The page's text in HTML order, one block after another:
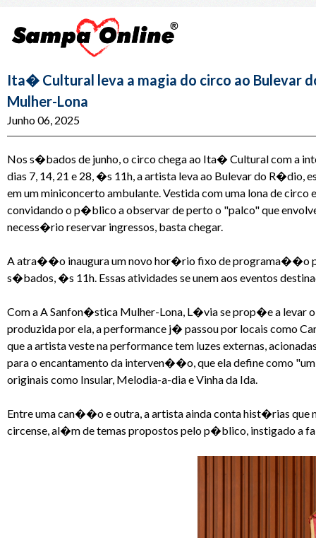
Ita� Cultural leva a magia do circo ao Bulevar
Mulher-Lona
Junho 06, 2025
Nos s�bados de junho, o circo chega ao Ita� Cultural com
dias 7, 14, 21 e 28, �s 11h, a artista leva ao Bulevar do R�dio,
em um miniconcerto ambulante. Vestida com uma lona de
convidando o p�blico a observar de perto o "palco" que
necess�rio reservar ingressos, basta chegar.
A atra��o inaugura um novo hor�rio fixo de programa��o
s�bados, �s 11h. Essas atividades se unem aos eventos
Com a A Sanfon�stica Mulher-Lona, L�via se prop�e a
produzida por ela, a performance j� passou por locais como
que a artista veste na performance tem luzes externas,
para o encantamento da interven��o, que ela define como
originais como Insular, Melodia-a-dia e Vinha da Ida.
Entre uma can��o e outra, a artista ainda conta hist�rias
circense, al�m de temas propostos pelo p�blico, instigado a